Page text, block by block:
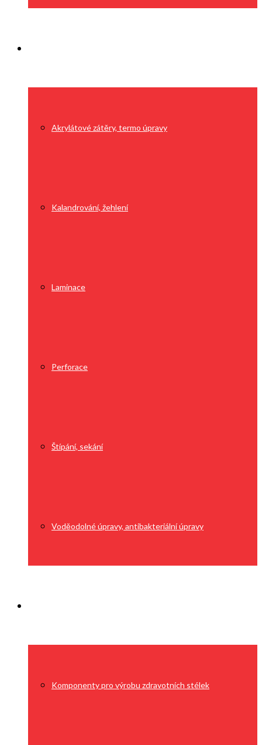
Akrylátové zátěry, termo úpravy
Kalandrování, žehlení
Laminace
Perforace
Štípání, sekání
Voděodolné úpravy, antibakteriální úpravy
Komponenty pro výrobu zdravotních stélek